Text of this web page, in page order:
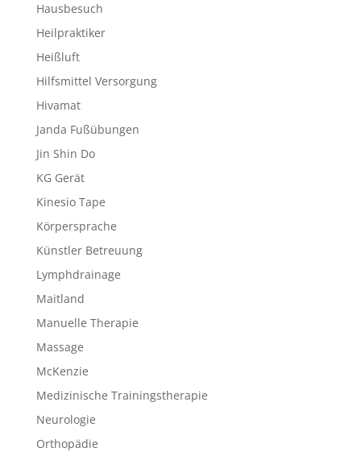
Hausbesuch
Heilpraktiker
Heißluft
Hilfsmittel Versorgung
Hivamat
Janda Fußübungen
Jin Shin Do
KG Gerät
Kinesio Tape
Körpersprache
Künstler Betreuung
Lymphdrainage
Maitland
Manuelle Therapie
Massage
McKenzie
Medizinische Trainingstherapie
Neurologie
Orthopädie